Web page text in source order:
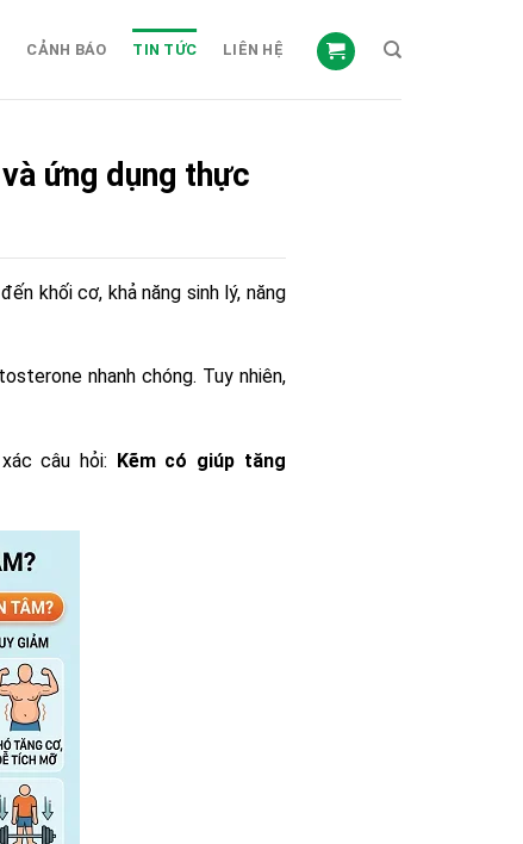
CẢNH BÁO TIN TỨC LIÊN HỆ
ứng dụng thực
khối cơ, khả năng sinh lý, năng
nhanh chóng. Tuy nhiên,
câu hỏi:
Kẽm có giúp tăng